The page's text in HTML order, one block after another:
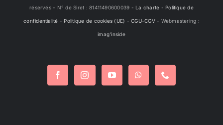
réservés - N° de Siret : 81411490600039 - La charte - Politique de
confidentialité - Politique de cookies (UE) -CGU-CGV- Webmastering :
imag'inside